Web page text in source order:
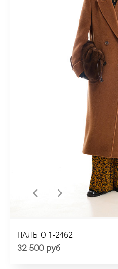
ПАЛЬТО 1-2462
32 500 руб